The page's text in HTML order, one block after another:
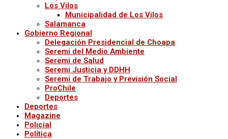
Los Vilos
Municipalidad de Los Vilos
Salamanca
Gobierno Regional
Delegación Presidencial de Choapa
Seremi del Medio Ambiente
Seremi de Salud
Seremi Justicia y DDHH
Seremi de Trabajo y Previsión Social
ProChile
Deportes
Deportes
Magazine
Policial
Política